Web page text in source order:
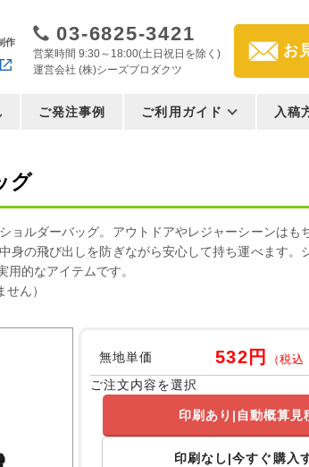
作 03-6825-3421
営業時間 9:30～18:00(土日祝日を除く)
運営会社 (株)シーズプロダクツ
お
ご発注事例 ご利用ガイド 入稿
グ
ョルダーバッグ。アウトドアやレジャーシーンはも
身の飛び出しを防ぎながら安心して持ち運べます。
的なアイテムです。
ん）
無地単価 532円 （税
ご注文内容を選択
印刷あり 自動概算見
印刷なし 今すぐ購入